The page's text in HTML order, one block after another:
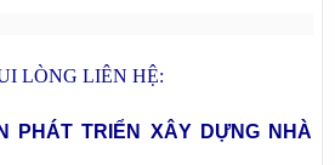
LÒNG LIÊN HỆ:
PHÁT TRIỂN XÂY DỰNG NHÀ